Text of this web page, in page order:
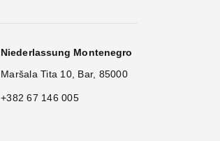
Niederlassung Montenegro
Maršala Tita 10, Bar, 85000
+382 67 146 005